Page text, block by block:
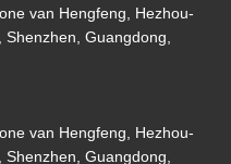
van Hengfeng, Hezhou-
Shenzhen, Guangdong,
van Hengfeng, Hezhou-
Shenzhen, Guangdong,